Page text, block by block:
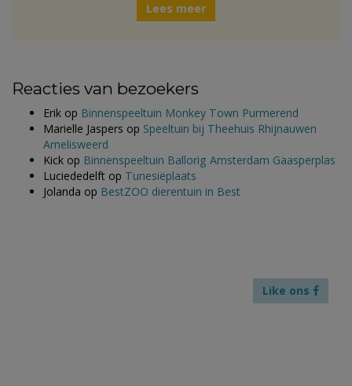
Lees meer
Reacties van bezoekers
Erik op Binnenspeeltuin Monkey Town Purmerend
Marielle Jaspers op Speeltuin bij Theehuis Rhijnauwen
Amelisweerd
Kick op Binnenspeeltuin Ballorig Amsterdam Gaasperplas
Luciededelft op Tunesiëplaats
Jolanda op BestZOO dierentuin in Best
Like ons